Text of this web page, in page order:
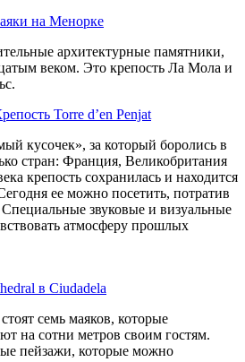
архитектурные памятники,
веком. Это крепость Ла Мола и
кусочек», за который боролись в
стран: Франция, Великобритания
крепость сохранилась и находится
ее можно посетить, потратив
Специальные звуковые и визуальные
атмосферу прошлых
семь маяков, которые
на сотни метров своим гостям.
пейзажи, которые можно